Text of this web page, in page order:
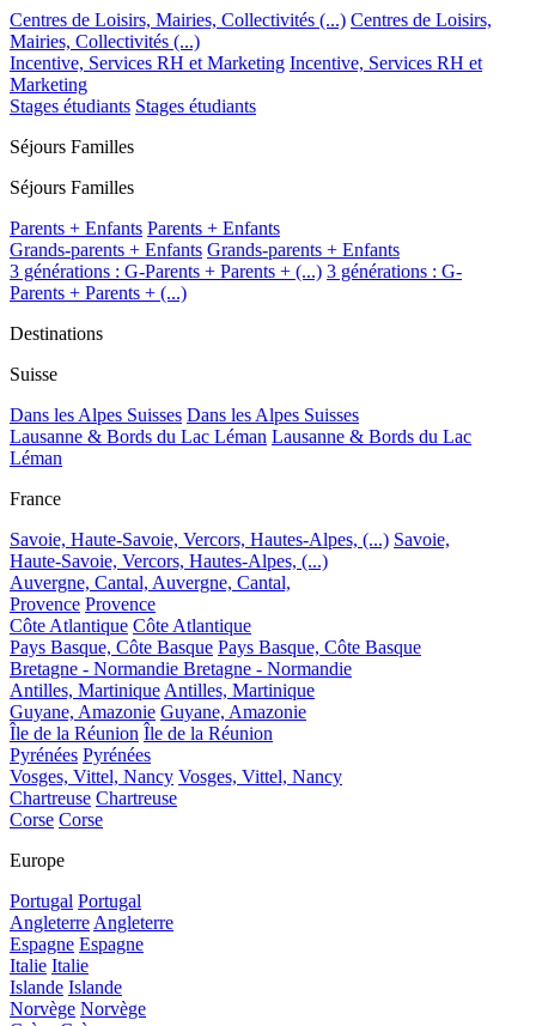
Centres de Loisirs, Mairies, Collectivités (...) Centres de Loisirs,
Mairies, Collectivités (...)
Incentive, Services RH et Marketing Incentive, Services RH et
Marketing
Stages étudiants Stages étudiants
Séjours Familles
Séjours Familles
Parents + Enfants Parents + Enfants
Grands-parents + Enfants Grands-parents + Enfants
3 générations : G-Parents + Parents + (...) 3 générations : G-
Parents + Parents + (...)
Destinations
Suisse
Dans les Alpes Suisses Dans les Alpes Suisses
Lausanne & Bords du Lac Léman Lausanne & Bords du Lac
Léman
France
Savoie, Haute-Savoie, Vercors, Hautes-Alpes, (...) Savoie,
Haute-Savoie, Vercors, Hautes-Alpes, (...)
Auvergne, Cantal, Auvergne, Cantal,
Provence Provence
Côte Atlantique Côte Atlantique
Pays Basque, Côte Basque Pays Basque, Côte Basque
Bretagne - Normandie Bretagne - Normandie
Antilles, MartiniqueAntilles, Martinique
Guyane, Amazonie Guyane, Amazonie
Île de la Réunion Île de la Réunion
Pyrénées Pyrénées
Vosges, Vittel, Nancy Vosges, Vittel, Nancy
Chartreuse Chartreuse
Corse Corse
Europe
Portugal Portugal
AngleterreAngleterre
Espagne Espagne
Italie Italie
Islande Islande
Norvège Norvège